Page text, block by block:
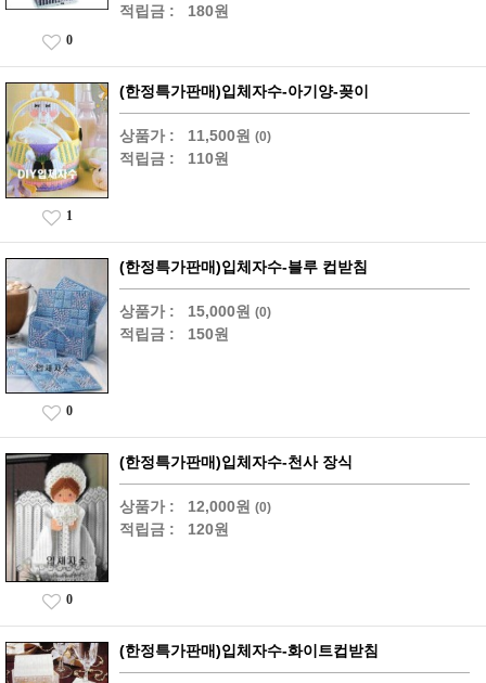
적립금 : 180원
0
(한정특가판매)입체자수-아기양-꽂이
상품가 : 11,500원 (0)
적립금 : 110원
1
(한정특가판매)입체자수-블루 컵받침
상품가 : 15,000원 (0)
적립금 : 150원
0
(한정특가판매)입체자수-천사 장식
상품가 : 12,000원 (0)
적립금 : 120원
0
(한정특가판매)입체자수-화이트컵받침